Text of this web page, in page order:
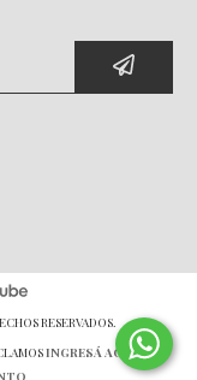
RESERVADOS.
INGRESÁ ACÁ.